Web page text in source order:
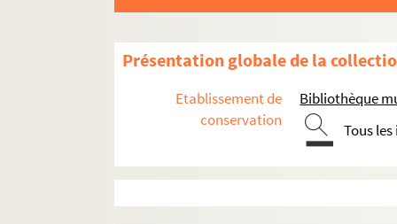
Présentation globale de la
Etablissement de
conservation
Bibliothèque
Tous